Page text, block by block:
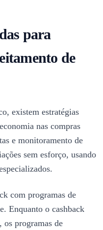
para
de
existem estratégias
nas compras
e monitoramento de
sem esforço, usando
com programas de
Enquanto o cashback
programas de